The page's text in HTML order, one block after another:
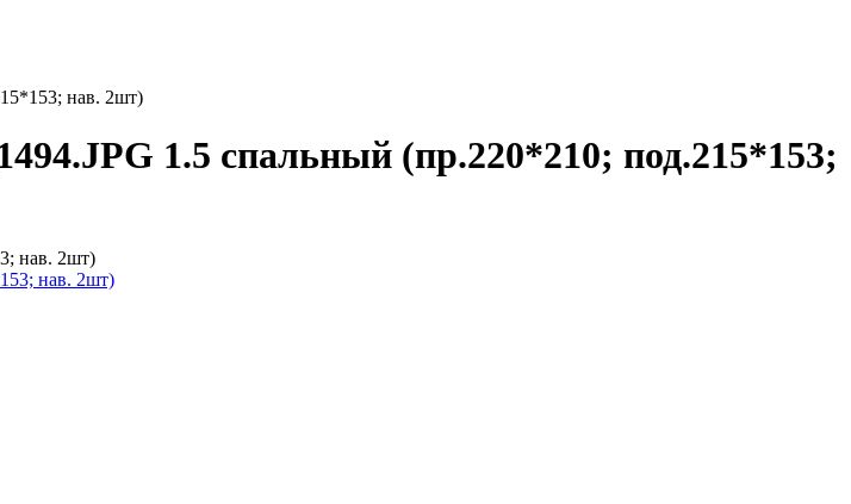
нав. 2шт)
1.5 спальный (пр.220*210; под.215*153;
нав. 2шт)